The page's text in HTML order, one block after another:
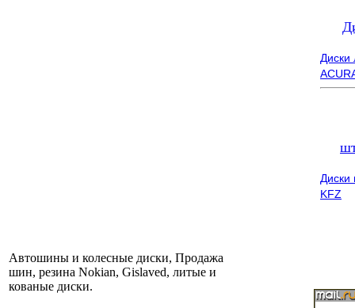
Диски
KFZ
Автошины и колесные диски, Продажа
шин, резина Nokian, Gislaved, литые и
кованые диски.